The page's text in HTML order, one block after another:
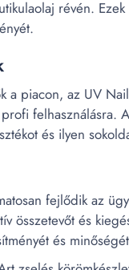
révén.
a piacon, az UV
felhasználásra.
és ilyen
fejlődik az
összetevőt és
és